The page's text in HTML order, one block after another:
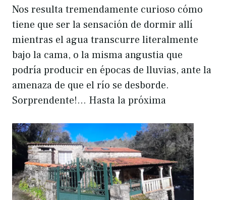
Nos resulta tremendamente curioso cómo
tiene que ser la sensación de dormir allí
mientras el agua transcurre literalmente
bajo la cama, o la misma angustia que
podría producir en épocas de lluvias, ante la
amenaza de que el río se desborde.
Sorprendente!… Hasta la próxima